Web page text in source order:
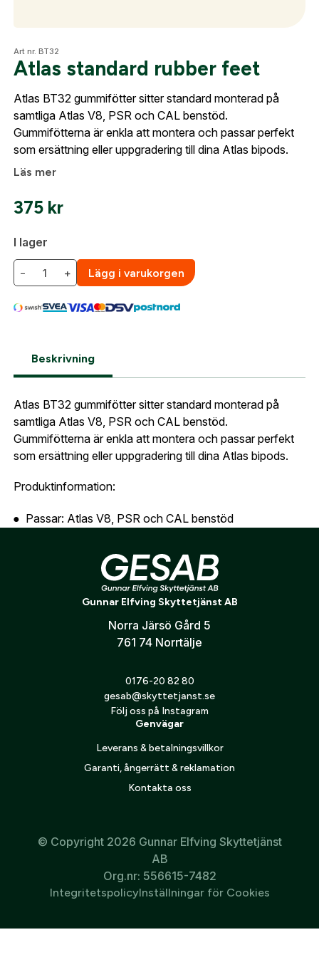
Optik
Mer
Mitt konto
Art nr. BT32
Atlas standard rubber feet
Atlas BT32 gummifötter sitter standard monterad på
samtliga Atlas V8, PSR och CAL benstöd.
Gummifötterna är enkla att montera och passar perfekt
som ersättning eller uppgradering till dina Atlas bipods.
Läs mer
375 kr
I lager
− + Lägg i varukorgen
Beskrivning
Atlas BT32 gummifötter sitter standard monterad på
samtliga Atlas V8, PSR och CAL benstöd.
Gummifötterna är enkla att montera och passar perfekt
som ersättning eller uppgradering till dina Atlas bipods.
Produktinformation:
Passar: Atlas V8, PSR och CAL benstöd
Material: Slitstarkt gummi
Funktion: Förbättrat grepp och stabilitet
Förpackning: Säljs i par (2 st)
Logga in
Logga in för att handla med dina avtalspriser, smidig
fakturabetalning och tillgång till orderhistorik.
automatiskt enligt dina inställningar.
Lösenord:*
Skapa konto och handla enklare
Är du företag eller förening?Med ett eget
konto hos oss får du snabbare utcheckning,
uppgifter.
Är du en förening eller ett företag? Kontakta
Företag- eller Föreningsnamn:*
Org. nummer
Gatuadress:
Postnummer:*
Telefon:*
Land:*
(kommer bli ditt användarnamn)
personuppgiftspolicy.
så fort den här produkten är tillbaka i vårt
sortiment.
integritetspolicyn.
Bevaka
Gunnar Elfving Skyttetjänst AB
Norra Järsö Gård 5
761 74 Norrtälje
0176-20 82 80
gesab@skyttetjanst.se
Följ oss på Instagram
Genvägar
Leverans & betalningsvillkor
Garanti, ångerrätt & reklamation
Kontakta oss
© Copyright 2026 Gunnar Elfving Skyttetjänst
AB
Org.nr: 556615-7482
IntegritetspolicyInställningar för Cookies